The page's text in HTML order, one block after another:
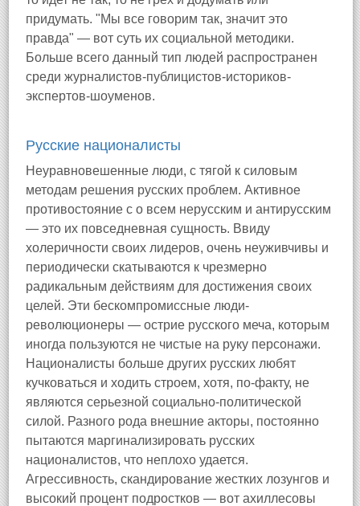
придумать. "Мы все говорим так, значит это
правда" — вот суть их социальной методики.
Больше всего данный тип людей распространен
среди журналистов-публицистов-историков-
экспертов-шоуменов.
Русские националисты
Неуравновешенные люди, с тягой к силовым
методам решения русских проблем. Активное
противостояние с о всем нерусским и антирусским
— это их повседневная сущность. Ввиду
холеричности своих лидеров, очень неуживчивы и
периодически скатываются к чрезмерно
радикальным действиям для достижения своих
целей. Эти бескомпромиссные люди-
революционеры — острие русского меча, которым
иногда пользуются не чистые на руку персонажи.
Националисты больше других русских любят
кучковаться и ходить строем, хотя, по-факту, не
являются серьезной социально-политической
силой. Разного рода внешние акторы, постоянно
пытаются маргинализировать русских
националистов, что неплохо удается.
Агрессивность, скандирование жестких лозунгов и
высокий процент подростков — вот ахиллесовы